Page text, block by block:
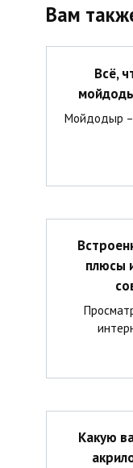
Вам
Всё,
Мойдодыр –
плюсы
Какую